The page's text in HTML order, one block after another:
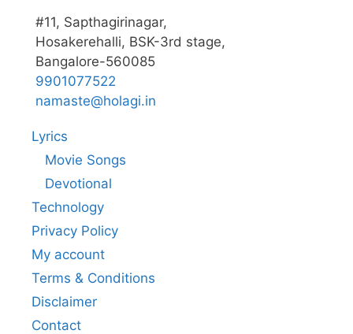
#11, Sapthagirinagar,
Hosakerehalli, BSK-3rd stage,
Bangalore-560085
9901077522
namaste@holagi.in
Lyrics
Movie Songs
Devotional
Technology
Privacy Policy
My account
Terms & Conditions
Disclaimer
Contact